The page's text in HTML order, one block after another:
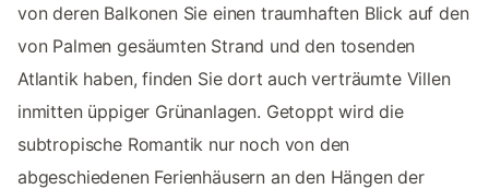
von deren Balkonen Sie einen traumhaften Blick auf den
von Palmen gesäumten Strand und den tosenden
Atlantik haben, finden Sie dort auch verträumte Villen
inmitten üppiger Grünanlagen. Getoppt wird die
subtropische Romantik nur noch von den
abgeschiedenen Ferienhäusern an den Hängen der